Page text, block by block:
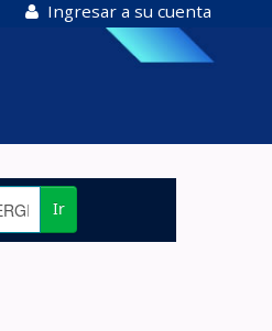
Ingresar a su cuenta
Ir